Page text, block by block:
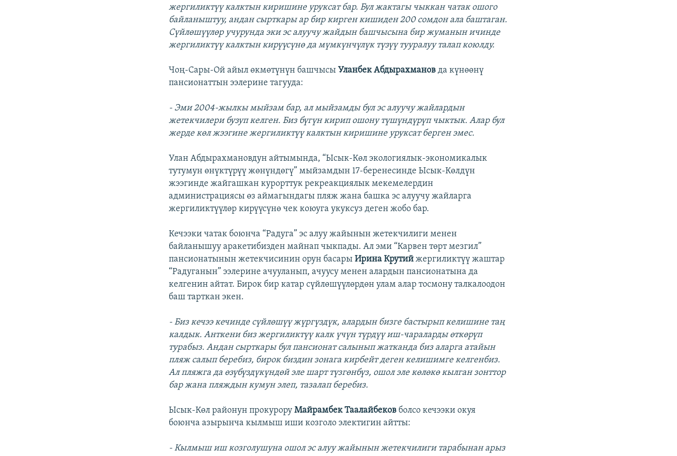
жергиликтүү калктын киришине уруксат бар. Бул жактагы чыккан чатак ошого
байланыштуу, андан сырткары ар бир кирген кишиден 200 сомдон ала баштаган.
Сүйлөшүүлөр учурунда эки эс алуучу жайдын башчысына бир жуманын ичинде
жергиликтүү калктын кирүүсүнө да мүмкүнчүлүк түзүү тууралуу талап коюлду.
Чоң-Сары-Ой айыл өкмөтүнүн башчысы Уланбек Абдырахмановда күнөөнү
пансионаттын ээлерине тагууда:
- Эми 2004-жылкы мыйзам бар, ал мыйзамды бул эс алуучу жайлардын
жетекчилери бузуп келген. Биз бүгүн кирип ошону түшүндүрүп чыктык. Алар бул
жерде көл жээгине жергиликтүү калктын киришине уруксат берген эмес.
Улан Абдырахмановдун айтымында, “Ысык-Көл экологиялык-экономикалык
тутумун өнүктүрүү жөнүндөгү” мыйзамдын 17-беренесинде Ысык-Көлдүн
жээгинде жайгашкан курорттук рекреакциялык мекемелердин
администрациясы өз аймагындагы пляж жана башка эс алуучу жайларга
жергиликтүүлөр кирүүсүнө чек коюуга укуксуз деген жобо бар.
Кечээки чатак боюнча “Радуга” эс алуу жайынын жетекчилиги менен
байланышуу аракетибизден майнап чыкпады. Ал эми “Карвен төрт мезгил”
пансионатынын жетекчисинин орун басарыИрина Крутий жергиликтүү жаштар
“Радуганын” ээлерине ачууланып, ачуусу менен алардын пансионатына да
келгенин айтат. Бирок бир катар сүйлөшүүлөрдөн улам алар тосмону талкалоодон
баш тарткан экен.
- Биз кечээ кечинде сүйлөшүү жүргүздүк, алардын бизге бастырып келишине таң
калдык. Анткени биз жергиликтүү калк үчүн түрдүү иш-чараларды өткөрүп
турабыз. Андан сырткары бул пансионат салынып жатканда биз аларга атайын
пляж салып беребиз, бирок биздин зонага кирбейт деген келишимге келгенбиз.
Ал пляжга да өзүбүздүкүндөй эле шарт түзгөнбүз, ошол эле көлөкө кылган зонттор
бар жана пляждын кумун элеп, тазалап беребиз.
Ысык-Көл районун прокуроруМайрамбек Таалайбеков болсо кечээки окуя
боюнча азырынча кылмыш иши козголо электигин айтты:
- Кылмыш иш козголушуна ошол эс алуу жайынын жетекчилиги тарабынан арыз